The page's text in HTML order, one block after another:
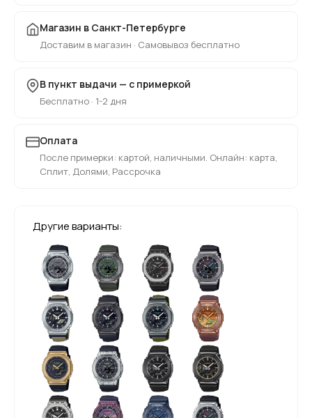
Магазин в Санкт-Петербурге
Доставим в магазин · Самовывоз бесплатно
В пункт выдачи — с примеркой
Бесплатно · 1-2 дня
Оплата
После примерки: картой, наличными. Онлайн: карта,
Сплит, Долями, Рассрочка
Другие варианты: